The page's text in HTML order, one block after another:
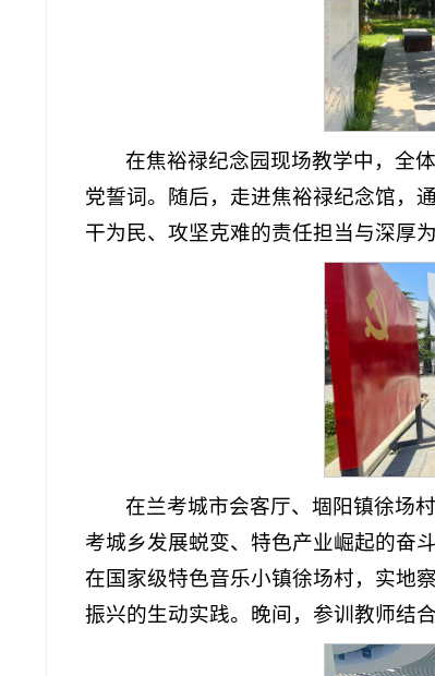
在焦裕禄纪念园现场教学中，全
党誓词。随后，走进焦裕禄纪念馆，
干为民、攻坚克难的责任担当与深厚为
在兰考城市会客厅、堌阳镇徐场
考城乡发展蜕变、特色产业崛起的奋
在国家级特色音乐小镇徐场村，实地
振兴的生动实践。晚间，参训教师结